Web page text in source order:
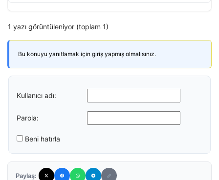
1 yazı görüntüleniyor (toplam 1)
Bu konuyu yanıtlamak için giriş yapmış olmalısınız.
Kullanıcı adı:
Parola:
Beni hatırla
Paylaş: